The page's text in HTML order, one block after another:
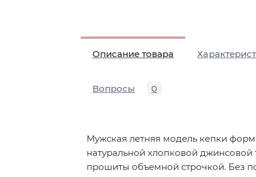
Описание товара
Вопросы 0
Мужская летняя модель кепки
натуральной хлопковой
прошиты объемной строчкой. Без